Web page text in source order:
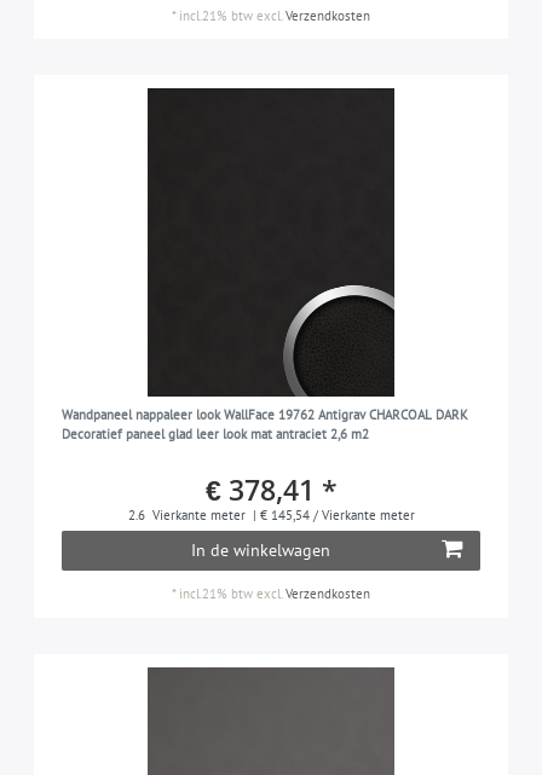
* incl.21% btw excl.Verzendkosten
Wandpaneel nappaleer look WallFace 19762 Antigrav CHARCOAL DARK
Decoratief paneel glad leer look mat antraciet 2,6 m2
€ 378,41 *
2.6 Vierkante meter | € 145,54 / Vierkante meter
In de winkelwagen
* incl.21% btw excl.Verzendkosten